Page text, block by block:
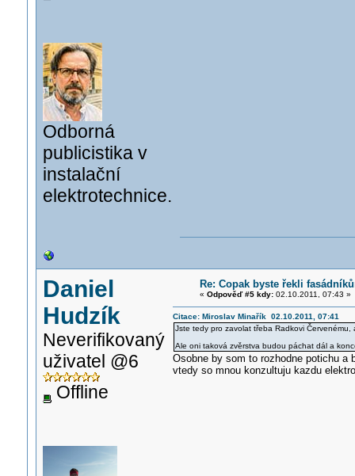
Odborná
publicistika v
instalační
elektrotechnice.
Daniel
Hudzík
Neverifikovaný
uživatel @6
Offline
Re: Copak byste řekli
« Odpověď #5 kdy:02.10.2011, 07:43 »
Citace: Miroslav Minařík 02.10.2011, 07:41
Jste tedy pro zavolat třeba Radkovi
Ale oni taková zvěrstva budou páchat dál a
Osobne by som to rozhodne potichu a
vtedy so mnou konzultuju kazdu